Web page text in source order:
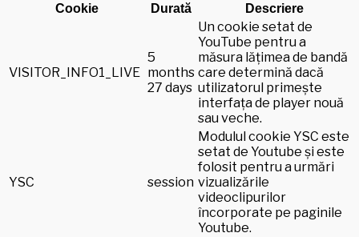
Cookie Durată Descriere
VISITOR_INFO1_LIVE
5
months
27 days
Un cookie setat de
YouTube pentru a
măsura lățimea de bandă
care determină dacă
utilizatorul primește
interfața de player nouă
sau veche.
YSC session
Modulul cookie YSC este
setat de Youtube și este
folosit pentru a urmări
vizualizările
videoclipurilor
încorporate pe paginile
Youtube.